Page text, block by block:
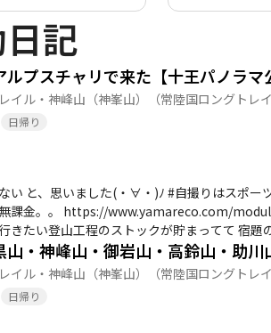
記
イル・神峰山（神峯山）（常陸国ロングトレイ
日帰り
撮りはスポーツ https://www.instagram.com/iitsukaaa/ ヤマレコに課金してるの
。。 https://www.yamareco.com/modules/yamareco/
きたい登山工程のストックが貯まってて 宿
車場 十王パノラマ公園第二駐車場 無料 24時間空いてる 石尊山登山口にも
ペース有り なんかスペースが微妙だったのでやめたけど ■登山道 危険箇
歩き ◯石尊山から羽黒山 ほぼひたすら林道歩き 林道
とこ多数 背の高い草木で道がわかりにくい 土砂崩れがあ
山・神峰山・御岩山・高鈴山・助川
イル・神峰山（神峯山）（常陸国ロングトレイ
日帰り